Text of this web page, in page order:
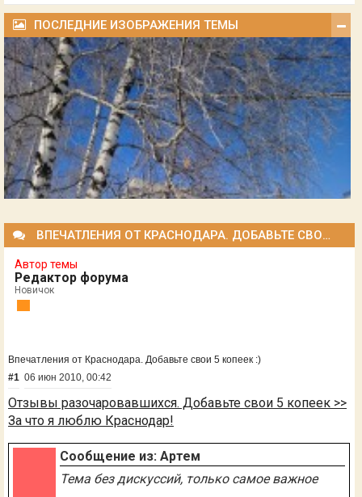
ПОСЛЕДНИЕ ИЗОБРАЖЕНИЯ ТЕМЫ
ВПЕЧАТЛЕНИЯ ОТ КРАСНОДАРА. ДОБАВЬТЕ СВОИ 5 КОПЕЕК :)
Автор темы
Редактор форума
Новичок
Впечатления от Краснодара. Добавьте свои 5 копеек :)
#1 06 июн 2010, 00:42
Отзывы разочаровавшихся. Добавьте свои 5 копеек >>
За что я люблю Краснодар!
Сообщение из: Артем
Тема без дискуссий, только самое важное